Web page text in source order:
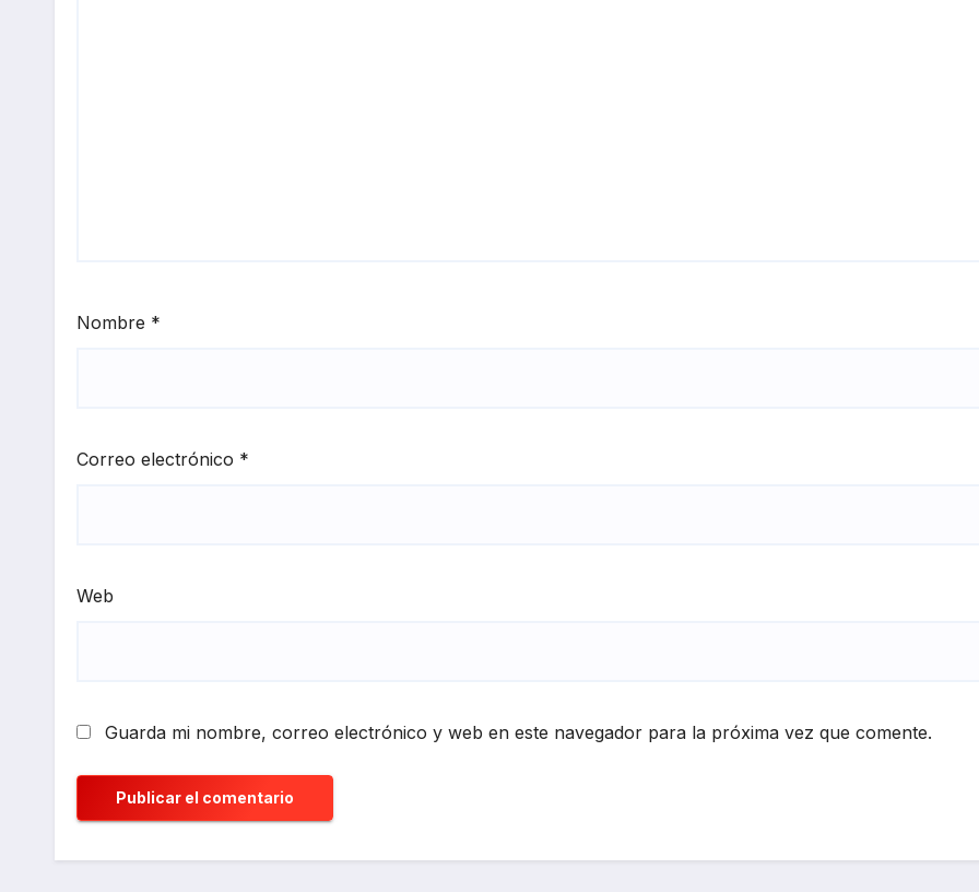
Nombre *
Correo electrónico *
Web
Guarda mi nombre, correo electrónico y web en este navegador para la próxima vez que comente.